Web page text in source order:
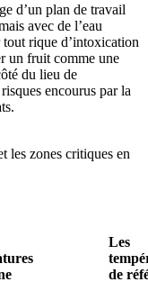
d’un plan de travail
avec de l’eau
rique d’intoxication
un fruit comme une
du lieu de
encourus par la
les zones critiques en
Les
de